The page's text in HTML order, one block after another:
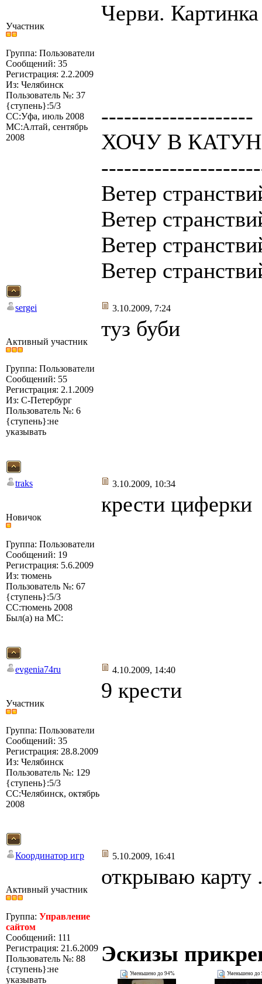
Участник
Группа: Пользователи
Сообщений: 35
Регистрация: 2.2.2009
Из: Челябинск
Пользователь №: 37
{ступень}:5/3
СС:Уфа, июль 2008
МС:Алтай, сентябрь
2008
Черви.
--------------------
ХОЧУ В
Ветер
Ветер
Ветер
Ветер
sergei 3.10.2009, 7:24
Активный участник
Группа: Пользователи
Сообщений: 55
Регистрация: 2.1.2009
Из: С-Петербург
Пользователь №: 6
{ступень}:не
указывать
туз буби
traks 3.10.2009, 10:34
Новичок
Группа: Пользователи
Сообщений: 19
Регистрация: 5.6.2009
Из: тюмень
Пользователь №: 67
{ступень}:5/3
СС:тюмень 2008
Был(а) на МС:
крести циферки
evgenia74ru 4.10.2009, 14:40
Участник
Группа: Пользователи
Сообщений: 35
Регистрация: 28.8.2009
Из: Челябинск
Пользователь №: 129
{ступень}:5/3
СС:Челябинск, октябрь
2008
9 крести
Координатор игр 5.10.2009, 16:41
Активный участник
Группа: Управление
сайтом
Сообщений: 111
Регистрация: 21.6.2009
Пользователь №: 88
{ступень}:не
указывать
открываю карту
Эскизы
Уменьшено до 94% Уменьшено до